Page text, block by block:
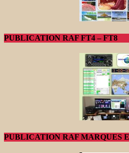
PUBLICATION RAF FT4 – FT8
PUBLICATION RAF MARQUES